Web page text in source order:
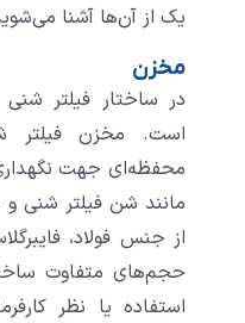
یک از آن‌ها آشنا
مخزن
در ساختار فیلتر
است. مخزن فیلتر
محفظه‌ای جهت
مانند شن فیلتر شنی
حجم‌های متفاوت
استفاده یا نظر